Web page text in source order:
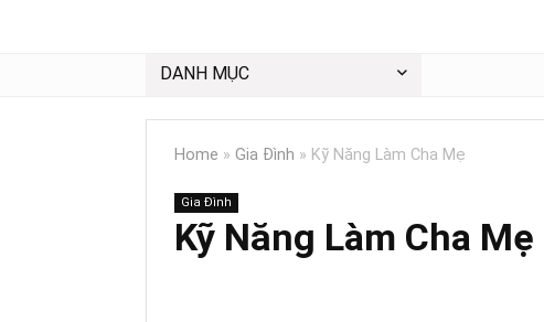
DANH MỤC
Home » Gia Đình » Kỹ Năng Làm Cha Mẹ
Gia Đình
Kỹ Năng Làm Cha Mẹ